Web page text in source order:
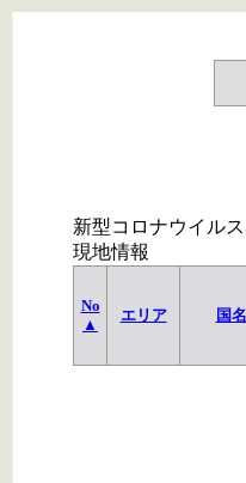
新型コロナウイル
現地情報
No
▲
エリア 国名